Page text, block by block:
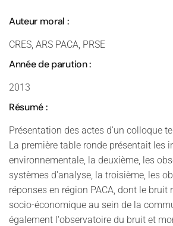
Auteur moral :
CRES, ARS PACA, PRSE
Année de parution :
2013
Résumé :
Présentation des actes d'un colloque
La première table ronde présentait les
environnementale, la deuxième, les
systèmes d'analyse, la troisième, les
réponses en région PACA, dont le bruit
socio-économique au sein de la
également l'observatoire du bruit et